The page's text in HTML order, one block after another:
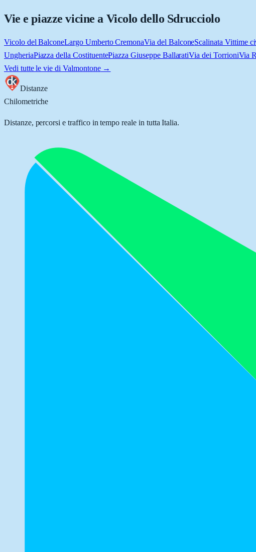
Vie e piazze vicine a Vicolo dello Sdrucciolo
Vicolo del BalconeLargo Umberto CremonaVia del BalconeScalinata Vittime
UngheriaPiazza della CostituentePiazza Giuseppe BallaratiVia dei TorrioniVia
Vedi tutte le vie di Valmontone→
Distanze
Chilometriche
Distanze, percorsi e traffico in tempo reale in tutta Italia.